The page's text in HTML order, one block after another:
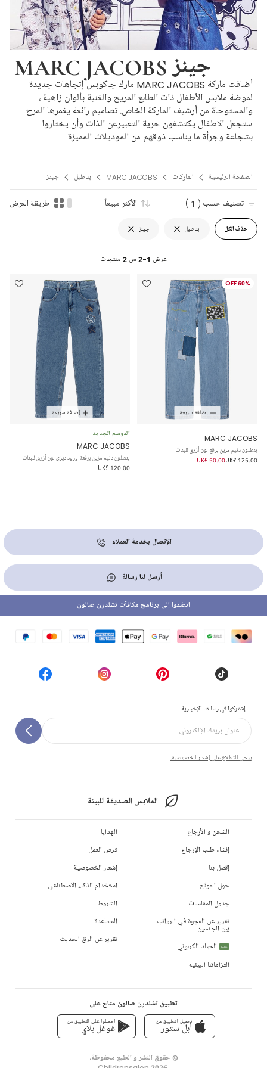
MARC JACOBS جينز
أضافت ماركة MARC JACOBS مارك جاكوبس إتجاهات جديدة
لموضة ملابس الأطفال ذات الطابع المريح والغنية بألوان زاهية ،
والمستوحاة من أرشيف الماركة الخاص. تصاميم رائعة يغمرها المرح
ستجعل الاطفال يكتشفون حرية التعبيرعن الذات وأن يختاروا
بشجاعة وجرأة ما يناسب ذوقهم من الموديلات المميزة
الصفحة الرئيسية الماركات MARC JACOBS بناطيل جينز
حذف الكل بناطيل جينز
تصنيف حسب ( 1 ) الأكثر مبيعاً طريقة العرض
عرض 1-2 من 2 منتجات
60% OFF
إضافة سريعة
MARC JACOBS
بنطلون دنيم مزين برقع لون أزرق للبنات
UK£ 125.00
UK£ 50.00
إضافة سريعة
الموسم الجديد
MARC JACOBS
بنطلون دنيم مزين برقعة ورود ديزي لون أزرق للبنات
UK£ 120.00
الإتصال بخدمة العملاء
أرسل لنا رسالة
إشتركوا في رسالتنا الإخبارية
يرجى الاطلاع على إشعار الخصوصية.
الملابس الصديقة للبيئة
انضموا إلى برنامج مكافآت تشلدرن صالون
الشحن و الأرجاع
إنشاء طلب الإرجاع
إتصل بنا
حول الموقع
جدول المقاسات
تقرير عن الفجوة في الرواتب
بين الجنسين
جديد
الحياد الكربوني
التزاماتنا البيئية
الهدايا
فرص العمل
إشعار الخصوصية
استخدام الذكاء الاصطناعي
الشروط
المساعدة
تقرير عن الرق الحديث
تطبيق تشلدرن صالون متاح على
تحميل التطبيق من
أبل ستور
احصلوا على التطبيق من
غوغل بلاي
© حقوق النشر و الطبع محفوظة،